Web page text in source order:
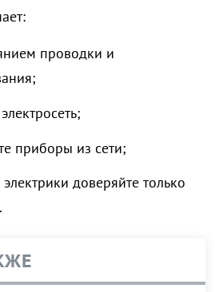
проводки и
приборы из сети;
доверяйте только